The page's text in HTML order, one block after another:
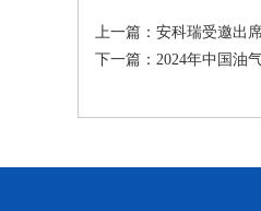
上一篇： 安科瑞受邀出
下一篇： 2024年中国油